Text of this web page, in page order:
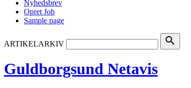
Nyhedsbrev
Opret Job
Sample page
ARTIKELARKIV search
Guldborgsund Netavis